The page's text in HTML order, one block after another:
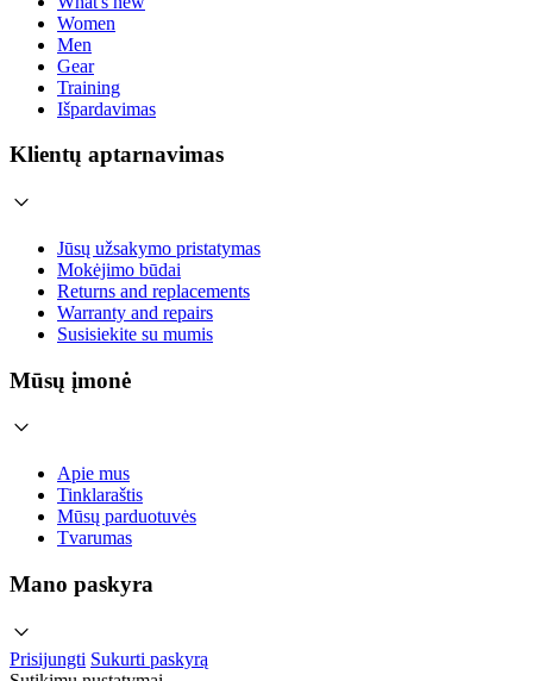
Women
Men
Gear
Training
Išpardavimas
Klientų aptarnavimas
Jūsų užsakymo pristatymas
Mokėjimo būdai
Returns and replacements
Warranty and repairs
Susisiekite su mumis
Mūsų įmonė
Apie mus
Tinklaraštis
Mūsų parduotuvės
Tvarumas
Mano paskyra
Prisijungti Sukurti paskyrą